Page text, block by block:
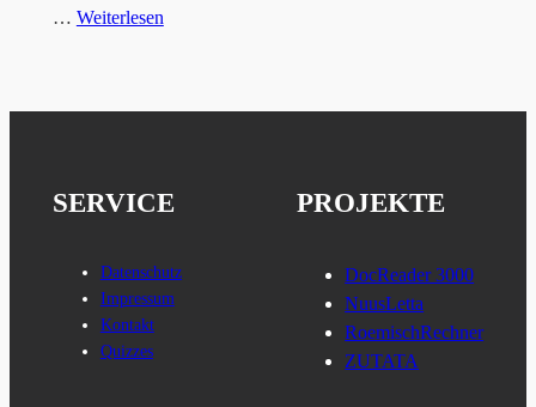
… Weiterlesen
SERVICE
Datenschutz
Impressum
Kontakt
Quizzes
PROJEKTE
DocReader 3000
NuusLetta
RoemischRechner
ZUTATA